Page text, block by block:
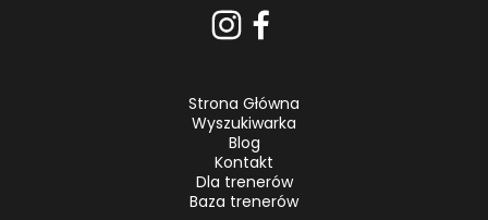
Strona Główna
Wyszukiwarka
Blog
Kontakt
Dla trenerów
Baza trenerów